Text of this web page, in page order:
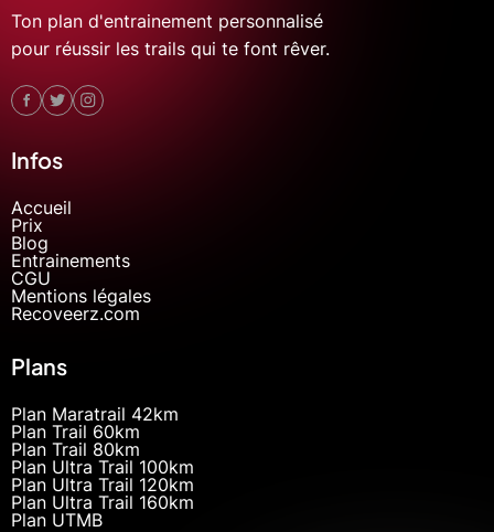
Ton plan d'entrainement personnalisé
pour réussir les trails qui te font rêver.
Infos
Accueil
Prix
Blog
Entrainements
CGU
Mentions légales
Recoveerz.com
Plans
Plan Maratrail 42km
Plan Trail 60km
Plan Trail 80km
Plan Ultra Trail 100km
Plan Ultra Trail 120km
Plan Ultra Trail 160km
Plan UTMB